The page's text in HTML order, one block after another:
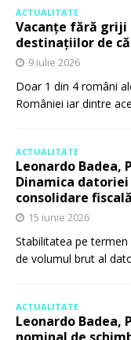
ACTUALITATE
Vacanțe fără griji
destinațiilor de
9 iulie 2026
Doar 1 din 4 români
României iar dintre
ACTUALITATE
Leonardo Badea,
Dinamica datoriei
consolidare fiscală
15 iunie 2026
Stabilitatea pe
de volumul brut al
ACTUALITATE
Leonardo Badea,